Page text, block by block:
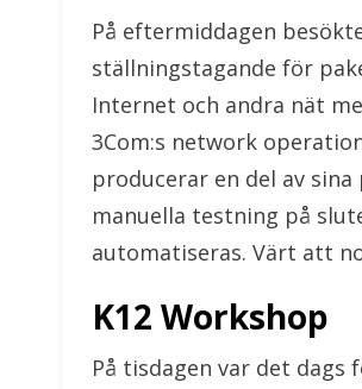
På eftermiddagen
ställningstagande för
Internet och andra nät
3Com:s network
producerar en del av
manuella testning på
automatiseras. Värt att
K12 Workshop
På tisdagen var det dags